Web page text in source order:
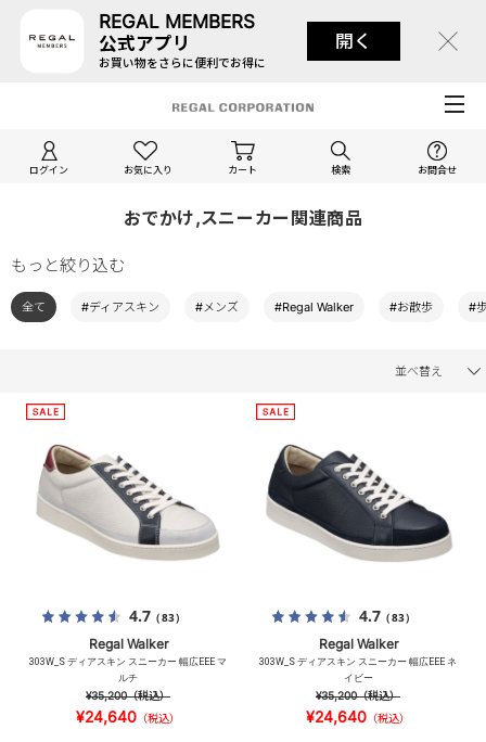
REGAL MEMBERS
公式アプリ
お買い物をさらに便利でお得に
開く
ログイン お気に入り カート 検索 お問合せ
おでかけ,スニーカー関連商品
もっと絞り込む
全て #ディアスキン #メンズ #Regal Walker #お散歩 #
並べ替え
4.7（83）
Regal Walker
303W_S ディアスキン スニーカー 幅広EEE マ
ルチ
¥35,200（税込）
¥24,640 （税込）
4.7（83）
Regal Walker
303W_S ディアスキン スニーカー 幅広EEE ネ
イビー
¥35,200（税込）
¥24,640 （税込）